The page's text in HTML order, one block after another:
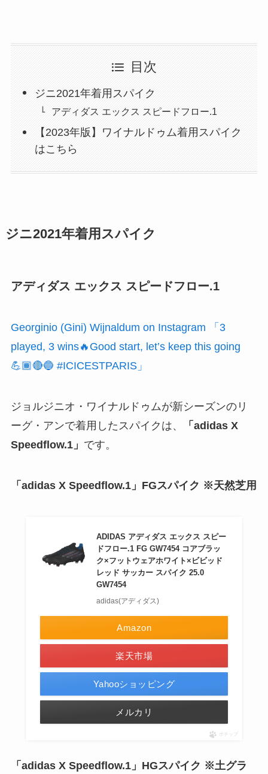
目次
ジニ2021年着用スパイク
アディダス エックス スピードフロー.1
【2023年版】ワイナルドゥム着用スパイク
はこちら
ジニ2021年着用スパイク
アディダス エックス スピードフロー.1
Georginio (Gini) Wijnaldum on Instagram 「3
played, 3 wins🔥Good start, let’s keep this going
💪🏾🔴🔵 #ICICESTPARIS」
ジョルジニオ・ワイナルドゥムが新シーズンのリ
ーグ・アンで着用したスパイクは、
「adidas X
Speedflow.1」 です。
「adidas X Speedflow.1」 FGスパイク ※天然芝用
ADIDAS アディダス エックス スピー
ドフロー.1 FG GW7454 コアブラッ
ク×フットウェアホワイト×ビビッド
レッド サッカー スパイク 25.0
GW7454
adidas(アディダス)
Amazon
楽天市場
Yahooショッピング
メルカリ
ポチップ
「adidas X Speedflow.1」HGスパイク ※土グラ